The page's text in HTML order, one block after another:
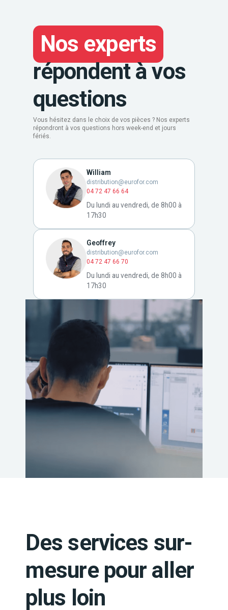
Nos experts
répondent à vos
questions
Vous hésitez dans le choix de vos pièces ? Nos experts
répondront à vos questions hors week-end et jours
fériés.
William
distribution@eurofor.com
04 72 47 66 64
Du lundi au vendredi, de 8h00 à
17h30
Geoffrey
distribution@eurofor.com
04 72 47 66 70
Du lundi au vendredi, de 8h00 à
17h30
Des services sur-
mesure pour aller
plus loin